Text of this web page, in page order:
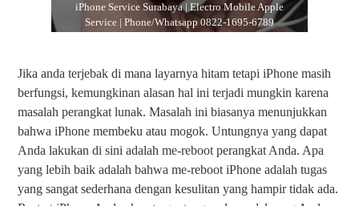
iPhone Service Surabaya | Electro Mobile Apple
Service | Phone/Whatsapp 0822-1695-6789
Jika anda terjebak di mana layarnya hitam tetapi iPhone masih
berfungsi, kemungkinan alasan hal ini terjadi mungkin karena
masalah perangkat lunak. Masalah ini biasanya menunjukkan
bahwa iPhone membeku atau mogok. Untungnya yang dapat
Anda lakukan di sini adalah me-reboot perangkat Anda. Apa
yang lebih baik adalah bahwa me-reboot iPhone adalah tugas
yang sangat sederhana dengan kesulitan yang hampir tidak ada.